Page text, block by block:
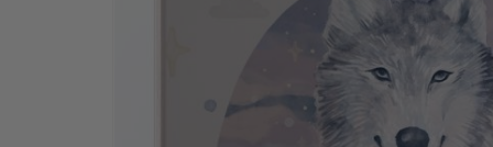
Veggklistremerke - Kaniner med skyer og